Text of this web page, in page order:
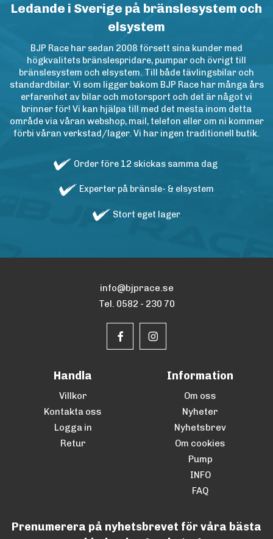
Ledande i Sverige på bränslesystem och
elsystem
BJP Race har sedan 2008 försett sina kunder med
högkvalitets bränslespridare, pumpar och övrigt till
bränslesystem och elsystem. Till både tävlingsbilar och
standardbilar. Vi som ligger bakom BJP Race har många års
erfarenhet av bilar och motorsport och det är något vi
brinner för! Vi kan hjälpa till med det mesta inom detta
område via våran webshop, mail, telefon eller om ni kommer
förbi våran verkstad/lager. Vi har ingen traditionell butik.
Order före 12 skickas samma dag
Experter på bränsle- & elsystem
Stort eget lager
info@bjprace.se
Tel. 0582 - 230 70
Handla
Villkor
Kontakta oss
Logga in
Retur
Information
Om oss
Nyheter
Nyhetsbrev
Om cookies
Pump
INFO
FAQ
Prenumerera på nyhetsbrevet för våra bästa